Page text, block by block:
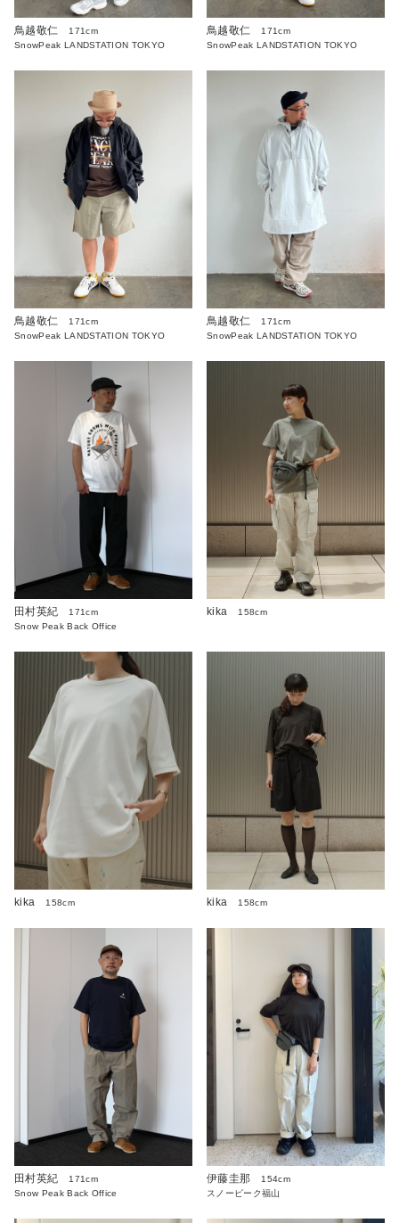
鳥越敬仁
171cm
SnowPeak LANDSTATION TOKYO
鳥越敬仁
171cm
SnowPeak LANDSTATION TOKYO
鳥越敬仁
171cm
SnowPeak LANDSTATION TOKYO
鳥越敬仁
171cm
SnowPeak LANDSTATION TOKYO
田村英紀
171cm
Snow Peak Back Office
kika 158cm
kika 158cm kika 158cm
田村英紀
171cm
Snow Peak Back Office
伊藤圭那
154cm
スノーピーク福山